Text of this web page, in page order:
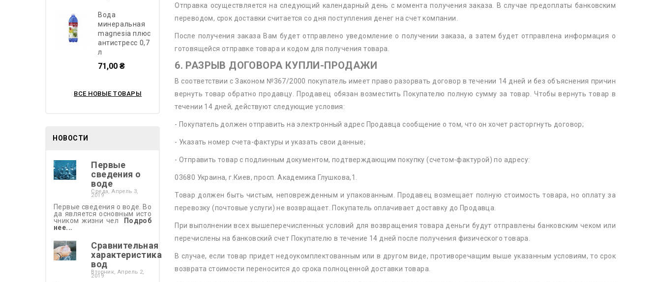
вода
минеральная
magnesia плюс
антистресс 0,7
л
71,00 ₴
ВСЕ НОВЫЕ ТОВАРЫ
НОВОСТИ
Первые
сведения о
воде
Среда, Апрель 3,
2019
Первые сведения о воде. Во
да является основным исто
чником жизни чел
Подроб
нее...
Сравнительная
характеристика
вод
Вторник, Апрель 2,
2019
Отправка осуществляется на следующий календарный день с момента получения заказа. В случае предоплаты банковским
переводом, срок доставки считается со дня поступления денег на счет компании.
После получения заказа Вам будет отправлено уведомление о получении заказа, а затем будет отправлена информация о
готовящейся отправке товара и кодом для получения товара.
6. РАЗРЫВ ДОГОВОРА КУПЛИ-ПРОДАЖИ
В соответствии с Законом №367/2000 покупатель имеет право разорвать договор в течении 14 дней и без объяснения причин
вернуть товар обратно продавцу. Продавец обязан возместить Покупателю полную сумму за товар. Чтобы вернуть товар в
течении 14 дней, действуют следующие условия:
- Покупатель должен отправить на электронный адрес Продавца сообщение о том, что он хочет расторгнуть договор;
- Указать номер счета-фактуры и указать свои данные;
- Отправить товар с подлинным документом, подтверждающим покупку (счетом-фактурой) по адресу:
03680 Украина, г.Киев, просп. Академика Глушкова,1.
Товар должен быть чистым, неповрежденным и упакованным. Продавец возмещает полную стоимость товара, но оплату за
перевозку (почтовые услуги) не возвращает. Покупатель оплачивает доставку до Продавца.
При выполнении всех вышеперечисленных условий для возвращения товара деньги будут отправлены банковским чеком или
перечислены на банковский счет Покупателю в течение 14 дней после получения физического товара.
В случае, если товар придет недоукомплектованным или в другом виде, противоречащим выше указанным условиям, то срок
возврата стоимости переносится до срока полноценной доставки товара.